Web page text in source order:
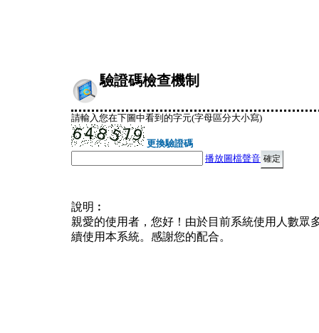
驗證碼檢查機制
請輸入您在下圖中看到的字元(字母區分大小寫)
更換驗證碼
播放圖檔聲音
說明︰
親愛的使用者，您好！由於目前系統使用人數眾
續使用本系統。感謝您的配合。